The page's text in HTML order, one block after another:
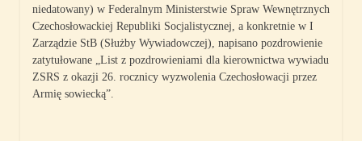
niedatowany) w Federalnym Ministerstwie Spraw Wewnętrznych
Czechosłowackiej Republiki Socjalistycznej, a konkretnie w I
Zarządzie StB (Służby Wywiadowczej), napisano pozdrowienie
zatytułowane „List z pozdrowieniami dla kierownictwa wywiadu
ZSRS z okazji 26. rocznicy wyzwolenia Czechosłowacji przez
Armię sowiecką”.